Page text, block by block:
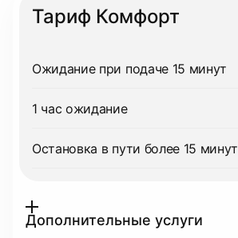
Тариф Комфорт
Ожидание при подаче 15 минут
1 час ожидание
Остановка в пути более 15 минут
Дополнительные услуги